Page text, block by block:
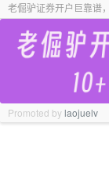
老倔驴证券开户巨靠谱
Promoted bylaojuelv